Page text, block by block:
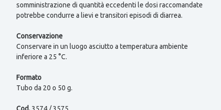
somministrazione di quantità eccedenti le dosi raccomandate
potrebbe condurre a lievi e transitori episodi di diarrea.
Conservazione
Conservare in un luogo asciutto a temperatura ambiente
inferiore a 25 °C.
Formato
Tubo da 20 o 50 g.
Cod.3574 / 3575